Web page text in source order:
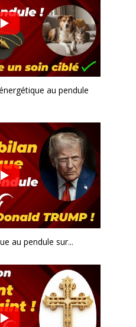
au pendule
au pendule sur...